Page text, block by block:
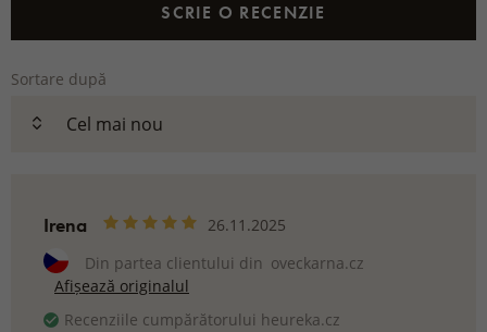
SCRIE O RECENZIE
Sortare după
Irena
26.11.2025
Din partea clientului din oveckarna.cz
Afișează originalul
Recenziile cumpărătorului heureka.cz